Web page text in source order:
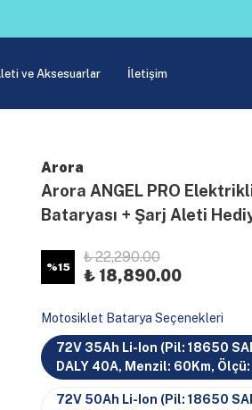
ve Aksesuarlar İletişim
Arora
Arora ANGEL PRO
Bataryası + Şarj Aleti
%15
₺ 22,290.00
₺ 18,890.00
Motosiklet Batarya Seçenekleri
72V 35Ah Li-Ion (Pil: 18650
DALY 40A, Menzil: 60Km,
72V 50Ah Li-Ion (Pil: 18650